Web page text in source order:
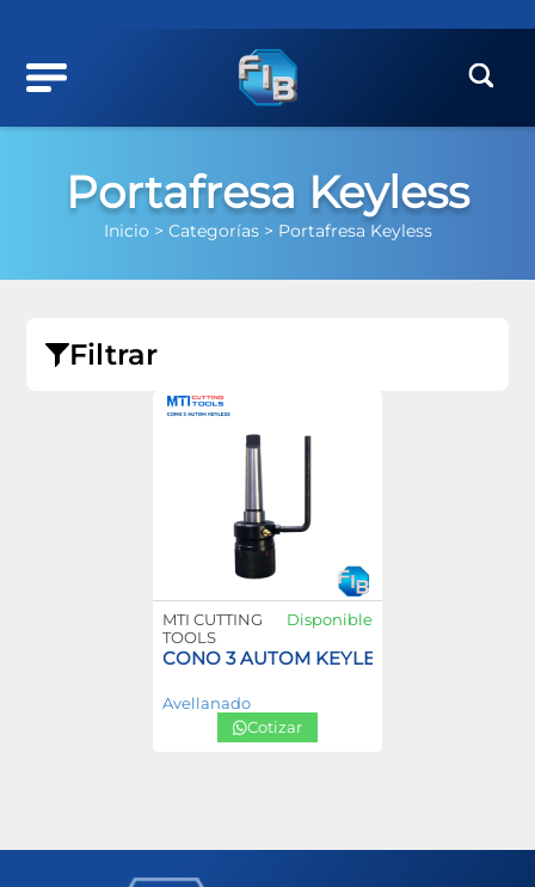
Portafresa Keyless
Inicio > Categorías > Portafresa Keyless
Filtrar
MTI CUTTING
TOOLS
Disponible
CONO 3 AUTOM KEYLESS
Avellanado
Cotizar